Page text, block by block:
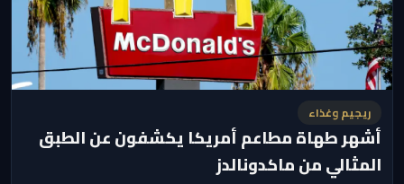
ريجيم وغذاء
أشهر طهاة مطاعم أمريكا يكشفون عن الطبق
المثالي من ماكدونالدز